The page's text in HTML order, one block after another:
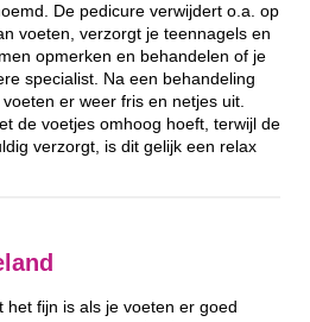
De pedicure verwijdert o.a. op
voeten, verzorgt je teennagels en
opmerken en behandelen of je
specialist. Na een behandeling
er weer fris en netjes uit.
de voetjes omhoog hoeft, terwijl de
verzorgt, is dit gelijk een relax
het fijn is als je voeten er goed